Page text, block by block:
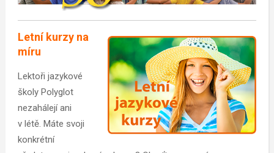
Letní kurzy na
míru
Lektoři jazykové
školy Polyglot
nezahálejí ani
v létě. Máte svoji
konkrétní